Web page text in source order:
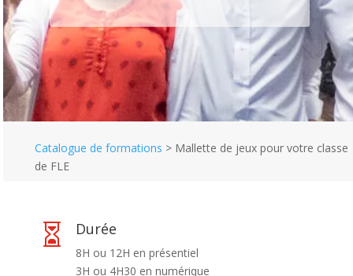
Catalogue de formations > Mallette de jeux pour votre classe
de FLE
 Durée
8H ou 12H en présentiel
3H ou 4H30 en numérique